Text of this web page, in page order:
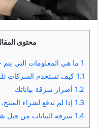
محتوى
1 ما هي المعلومات التي يتم
1.1 كيف تستخدم الشركات
1.2 أضرار سرقة بياناتك
1.3 إذا لم تدفع لشراء
1.4 سرقة البيانات من قبل